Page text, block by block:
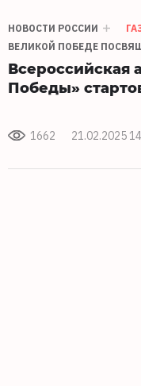
НОВОСТИ РОССИИ
ВЕЛИКОЙ ПОБЕДЕ
Всероссийская
Победы»
1662 21.02.2025